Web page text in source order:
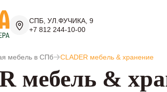
СПБ, УЛ.ФУЧИКА, 9
+7 812 244-10-00
мебель в СПб CLADER мебель & хранение
мебель &